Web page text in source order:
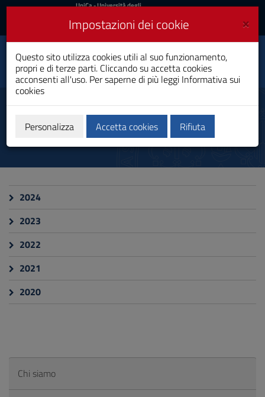
Vai
al
navigazione
sito
al
Footer
UniCa
Accedi
UniCa- Università degli
Accedi UniCA News
Toggle
navigation
Dipartimento di
Ingegneria civile,
ambientale e
architettura
Resoconto delle Delibere del
Consiglio
2024
2023
2022
2021
2020
Chi siamo
×
Impostazioni dei cookie
Questo sito utilizza cookies utili al suo funzionamento,
propri e di terze parti. Cliccando su accetta cookies
acconsenti all'uso. Per saperne di più leggi Informativa sui
cookies
Personalizza Accetta cookies Rifiuta